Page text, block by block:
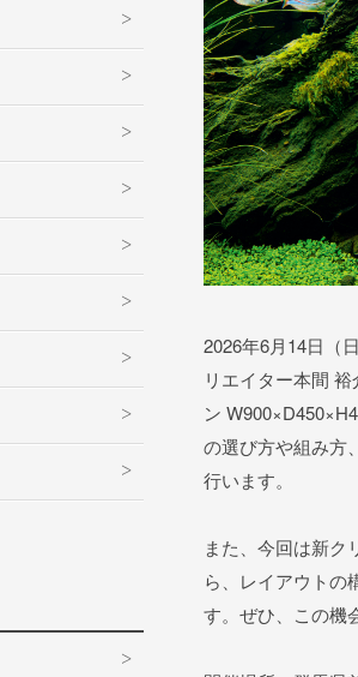
2026年6月14日（
リエイター本間
ン
の選び方や組み方
行います。
また、今回は新ク
ら、レイアウトの
す。ぜひ、この機